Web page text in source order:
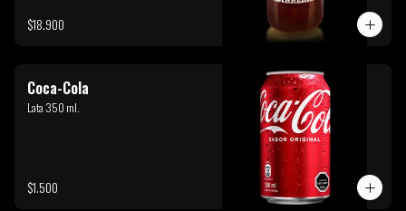
$18.900
Coca-Cola
Lata 350 ml.
$1.500